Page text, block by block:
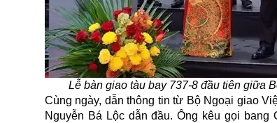
Lễ bàn giao tàu bay 737-8 đầu tiên giữa
Cùng ngày, dẫn thông tin từ Bộ Ngoại giao
Nguyễn Bá Lộc dẫn đầu. Ông kêu gọi